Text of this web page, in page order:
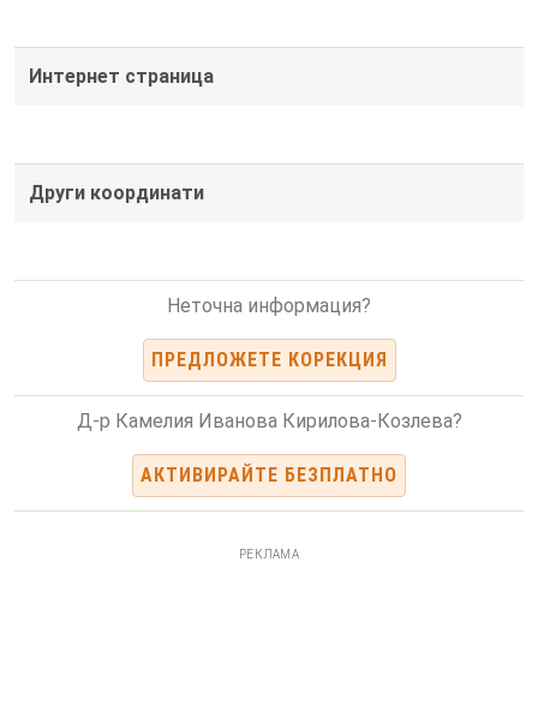
Интернет страница
Други координати
Неточна информация?
ПРЕДЛОЖЕТЕ КОРЕКЦИЯ
Д-р Камелия Иванова Кирилова-Козлева?
АКТИВИРАЙТЕ БЕЗПЛАТНО
РЕКЛАМА